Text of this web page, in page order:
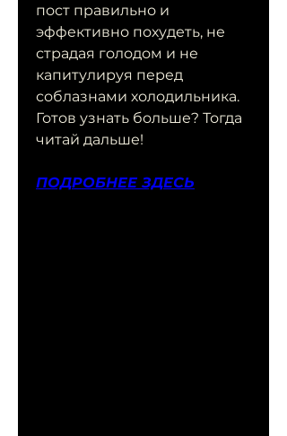
пост правильно и
эффективно похудеть, не
страдая голодом и не
капитулируя перед
соблазнами холодильника.
Готов узнать больше? Тогда
читай дальше!
ПОДРОБНЕЕ ЗДЕСЬ